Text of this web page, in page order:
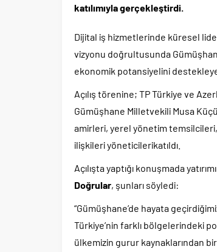
katılımıyla gerçekleştirdi.
Dijital iş hizmetlerinde küresel
vizyonu doğrultusunda
ekonomik potansiyelini
Açılış törenine; TP Türkiye ve
Gümüşhane Milletvekili Musa
amirleri, yerel yönetim temsilcileri,
ilişkileri yöneticilerikatıldı.
Açılışta yaptığı konuşmada
Doğrular, şunları söyledi:
“Gümüşhane’de hayata
Türkiye’nin farklı bölgelerindeki
ülkemizin gurur kaynaklarından